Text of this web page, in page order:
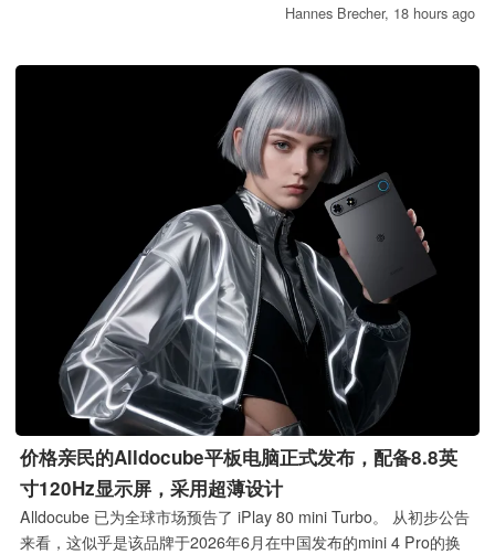
Hannes Brecher, 18 hours ago
价格亲民的Alldocube平板电脑正式发布，配备8.8英
寸120Hz显示屏，采用超薄设计
Alldocube 已为全球市场预告了 iPlay 80 mini Turbo。 从初步公告
来看，这似乎是该品牌于2026年6月在中国发布的mini 4 Pro的换